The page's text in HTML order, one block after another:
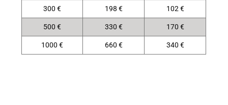
300 € 198 € 102 €
500 € 330 € 170 €
1000 € 660 € 340 €